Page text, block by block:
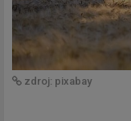
zdroj: pixabay